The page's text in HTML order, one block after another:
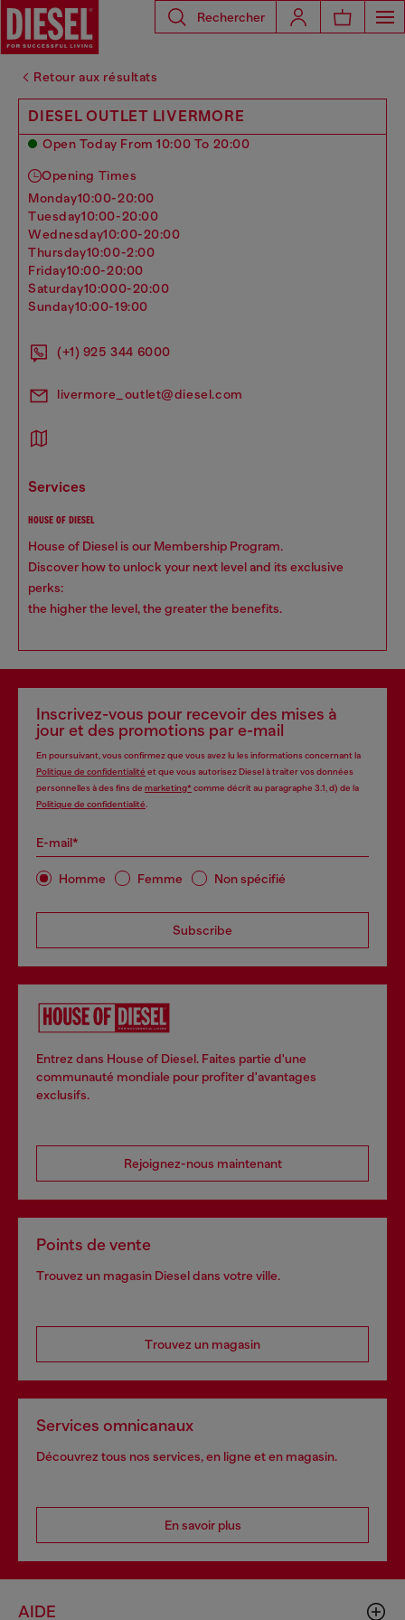
Rechercher
Retour aux résultats
DIESEL OUTLET LIVERMORE
Open Today From 10:00 To 20:00
Opening Times
monday10:00-20:00
tuesday10:00-20:00
wednesday10:00-20:00
thursday10:00-2:00
friday10:00-20:00
saturday10:000-20:00
sunday10:00-19:00
(+1) 925 344 6000
livermore_outlet@diesel.com
services
HOUSE OF DIESEL
House of Diesel is our Membership Program.
Discover how to unlock your next level and its exclusive
perks:
the higher the level, the greater the benefits.
Inscrivez-vous pour recevoir des mises à
jour et des promotions par e-mail
En poursuivant, vous confirmez que vous avez lu les informations concernant la
Politique de confidentialité et que vous autorisez Diesel à traiter vos données
personnelles à des fins de marketing*comme décrit au paragraphe 3.1, d) de la
Politique de confidentialité
E-mail*
Homme Femme Non spécifié
Subscribe
Entrez dans House of Diesel. Faites partie d'une
communauté mondiale pour profiter d'avantages
exclusifs.
Rejoignez-nous maintenant
Points de vente
Trouvez un magasin Diesel dans votre ville.
Trouvez un magasin
Services omnicanaux
Découvrez tous nos services, en ligne et en magasin.
En savoir plus
AIDE